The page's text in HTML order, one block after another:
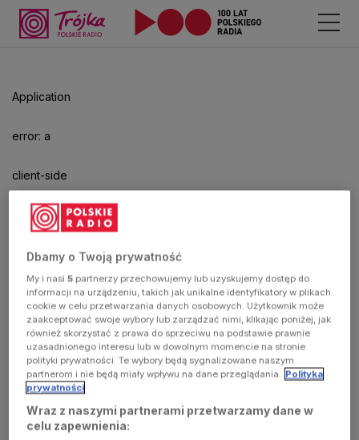
Application
error: a
client-side
exception
has
occurred
(see the
browser
console for
aby
odtwarzać.
Dbamy o Twoją prywatność
My i nasi5 partnerzy przechowujemy lub uzyskujemy dostęp do
informacji na urządzeniu, takich jak unikalne identyfikatory w plikach
cookie w celu przetwarzania danych osobowych. Użytkownik może
zaakceptować swoje wybory lub zarządzać nimi, klikając poniżej, jak
również skorzystać z prawa do sprzeciwu na podstawie prawnie
uzasadnionego interesu lub w dowolnym momencie na stronie
polityki prywatności. Te wybory będą sygnalizowane naszym
partnerom i nie będą miały wpływu na dane przeglądania. Polityka
prywatności
Wraz z naszymi partnerami przetwarzamy dane w
celu zapewnienia: